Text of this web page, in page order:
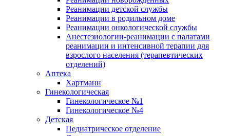
Реанимации детской службы
Реанимации в родильном доме
Реанимации онкологической службы
Анестезиологии-реанимации с палатами
реанимации и интенсивной терапии для
взрослого населения (терапевтических
отделений)
Аптека
Хартманн
Гинекологическая
Гинекологическое №1
Гинекологическое №4
Детская
Педиатрическое отделение